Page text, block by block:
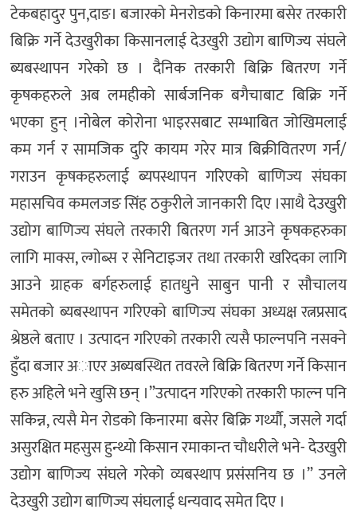
टेकबहादुर पुन,दाङ। बजारको मेनरोडको किनारमा बसेर तरकारी
बिक्रि गर्ने देउखुरीका किसानलाई देउखुरी उद्योग बाणिज्य संघले
ब्यबस्थापन गरेको छ । दैनिक तरकारी बिक्रि बितरण गर्ने
कृषकहरुले अब लमहीको सार्बजनिक बगैचाबाट बिक्रि गर्ने
भएका हुन् ।नोबेल कोरोना भाइरसबाट सम्भाबित जोखिमलाई
कम गर्न र सामजिक दुरि कायम गरेर मात्र बिक्रीवितरण गर्न/
गराउन कृषकहरुलाई ब्यपस्थापन गरिएको बाणिज्य संघका
महासचिव कमलजङ सिंह ठकुरीले जानकारी दिए ।साथै देउखुरी
उद्योग बाणिज्य संघले तरकारी बितरण गर्न आउने कृषकहरुका
लागि माक्स, ल्गोब्स र सेनिटाइजर तथा तरकारी खरिदका लागि
आउने ग्राहक बर्गहरुलाई हातधुने साबुन पानी र सौचालय
समेतको ब्यबस्थापन गरिएको बाणिज्य संघका अध्यक्ष रत्नप्रसाद
श्रेष्ठले बताए । उत्पादन गरिएको तरकारी त्यसै फाल्नपनि नसक्ने
हुँदा बजार अाएर अब्यबस्थित तवरले बिक्रि बितरण गर्ने किसान
हरु अहिले भने खुसि छन् ।”उत्पादन गरिएको तरकारी फाल्न पनि
सकिन्न, त्यसै मेन रोडको किनारमा बसेर बिक्रि गर्थ्यौ, जसले गर्दा
असुरक्षित महसुस हुन्थ्यो किसान रमाकान्त चौधरीले भने- देउखुरी
उद्योग बाणिज्य संघले गरेको व्यबस्थाप प्रसंसनिय छ ।” उनले
देउखुरी उद्योग बाणिज्य संघलाई धन्यवाद समेत दिए ।